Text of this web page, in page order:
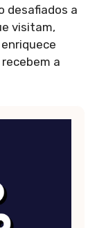
desafiados a
visitam,
a